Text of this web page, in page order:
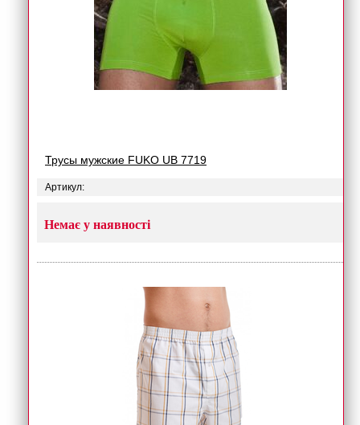
Трусы мужские FUKO UB 7719
Артикул:
Немає у наявності